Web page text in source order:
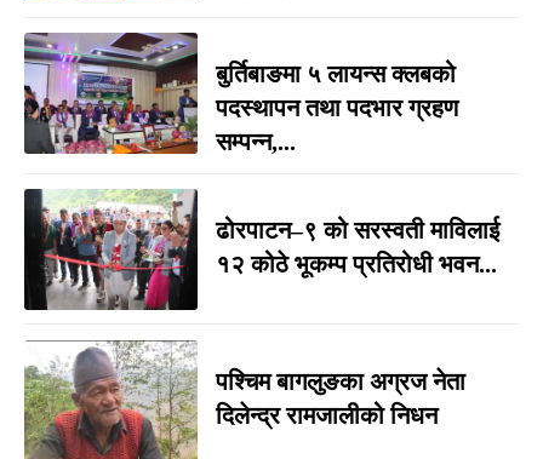
बुर्तिबाङमा ५ लायन्स क्लबको
पदस्थापन तथा पदभार ग्रहण
सम्पन्न,...
ढोरपाटन–९ को सरस्वती माविलाई
१२ कोठे भूकम्प प्रतिरोधी भवन...
पश्चिम बागलुङका अग्रज नेता
दिलेन्द्र रामजालीको निधन